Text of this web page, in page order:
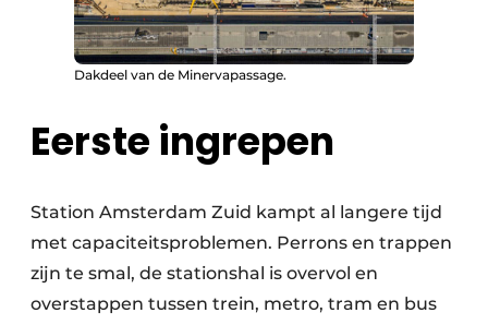
Dakdeel van de Minervapassage.
Eerste ingrepen
Station Amsterdam Zuid kampt al langere tijd
met capaciteitsproblemen. Perrons en trappen
zijn te smal, de stationshal is overvol en
overstappen tussen trein, metro, tram en bus